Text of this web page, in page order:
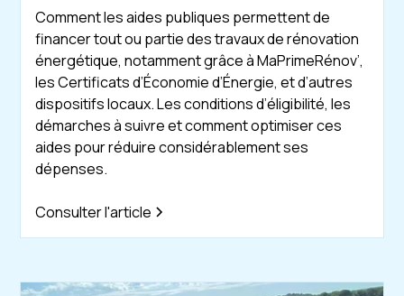
Comment les aides publiques permettent de
financer tout ou partie des travaux de rénovation
énergétique, notamment grâce à MaPrimeRénov’,
les Certificats d’Économie d’Énergie, et d’autres
dispositifs locaux. Les conditions d’éligibilité, les
démarches à suivre et comment optimiser ces
aides pour réduire considérablement ses
dépenses.
Consulter l'article